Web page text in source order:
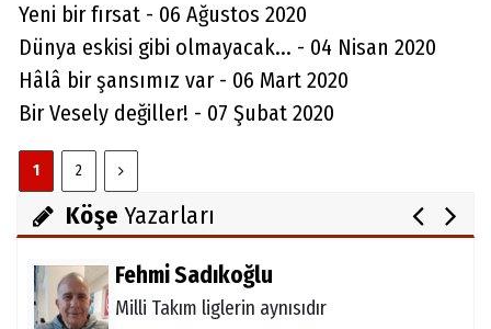
Yeni bir fırsat - 06 Ağustos 2020
Dünya eskisi gibi olmayacak... - 04 Nisan 2020
Hâlâ bir şansımız var - 06 Mart 2020
Bir Vesely değiller! - 07 Şubat 2020
1 2
Köşe Yazarları
Aydın Örs
Ataman için imkansız yok
Melda Yakupoğlu
Görünmeyen Kahramanlar: Ebeveynler
Fehmi Sadıkoğlu
Milli Takım liglerin aynısıdır